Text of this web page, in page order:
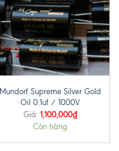
Mundorf Supreme Silver Gold
Oil 0.1uf / 1000V
Giá: 1,100,000₫
Còn hàng